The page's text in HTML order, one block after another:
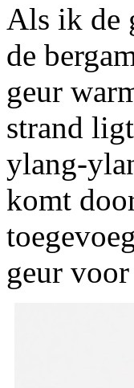
Als ik de
de
geur
strand
ylang-
komt
geur